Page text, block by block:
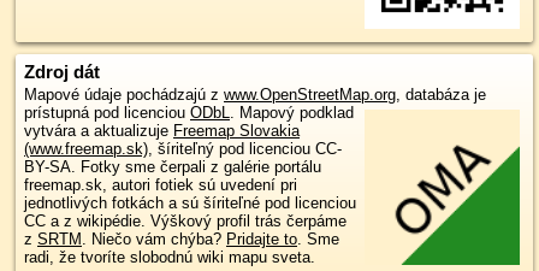
Zdroj dát
Mapové údaje pochádzajú z www.OpenStreetMap.org, databáza je
prístupná pod licenciou ODbL. Mapový podklad
vytvára a aktualizuje Freemap Slovakia
(www.freemap.sk), šíriteľný pod licenciou CC-
BY-SA. Fotky sme čerpali z galérie portálu
freemap.sk, autori fotiek sú uvedení pri
jednotlivých fotkách a sú šíriteľné pod licenciou
CC a z wikipédie. Výškový profil trás čerpáme
z SRTM . Niečo vám chýba? Pridajte to. Sme
radi, že tvoríte slobodnú wiki mapu sveta.